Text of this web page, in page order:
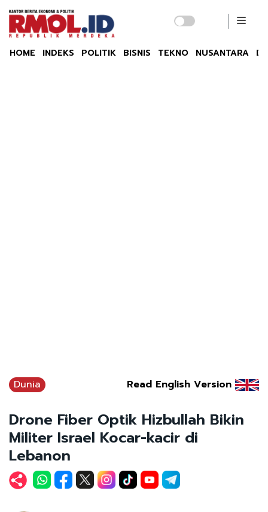
HOME INDEKS POLITIK BISNIS TEKNO NUSANTARA
Dunia Read English Version
Drone Fiber Optik Hizbullah Bikin
Militer Israel Kocar-kacir di
Lebanon